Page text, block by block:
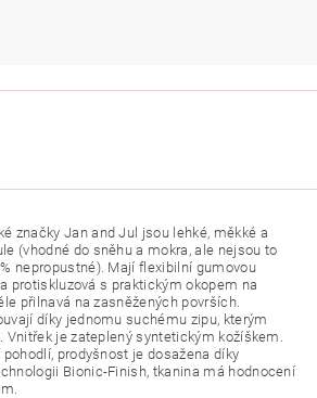
značky Jan and Jul jsou lehké, měkké a
(vhodné do sněhu a mokra, ale nejsou to
nepropustné). Mají flexibilní gumovou
protiskluzová s praktickým okopem na
přilnavá na zasněžených površích.
díky jednomu suchému zipu, kterým
Vnitřek je zateplený syntetickým kožíškem.
prodyšnost je dosažena díky
Bionic-Finish, tkanina má hodnocení